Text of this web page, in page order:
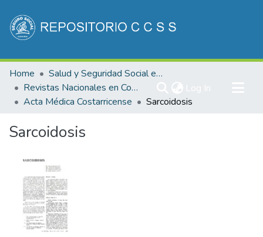
Communities & Collections
All of DSpace
Statistics
Home
Salud y Seguridad Social en Costa Rica
Revistas Nacionales en Costa Rica
Acta Médica Costarricense
Sarcoidosis
Sarcoidosis